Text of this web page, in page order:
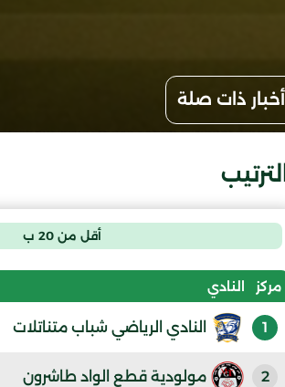
أخبار ذات صلة
الترتيب
أقل من 20 ب
مركز النادي
1 النادي الرياضي شباب متناتلات
2 مولودية قطع الواد طاشرون